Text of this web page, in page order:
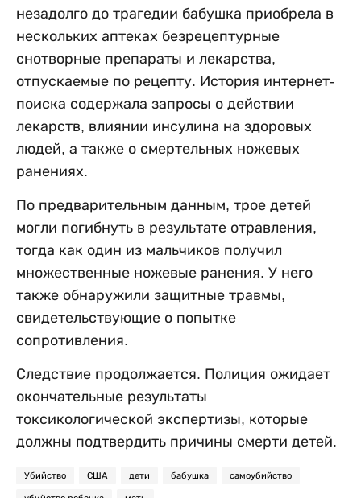
незадолго до трагедии бабушка приобрела в
нескольких аптеках безрецептурные
снотворные препараты и лекарства,
отпускаемые по рецепту. История интернет-
поиска содержала запросы о действии
лекарств, влиянии инсулина на здоровых
людей, а также о смертельных ножевых
ранениях.
По предварительным данным, трое детей
могли погибнуть в результате отравления,
тогда как один из мальчиков получил
множественные ножевые ранения. У него
также обнаружили защитные травмы,
свидетельствующие о попытке
сопротивления.
Следствие продолжается. Полиция ожидает
окончательные результаты
токсикологической экспертизы, которые
должны подтвердить причины смерти детей.
Убийство США дети бабушка самоубийство